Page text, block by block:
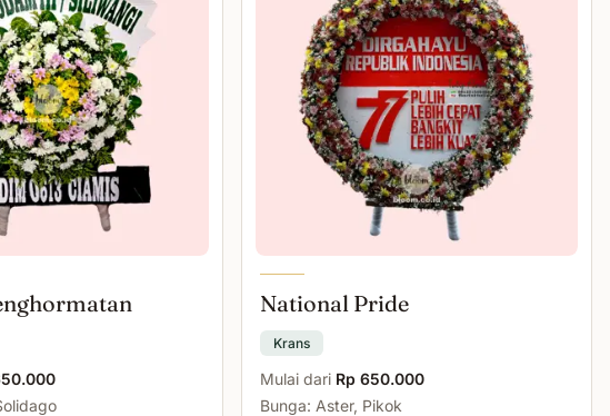
National Pride
Krans
Mulai dari Rp 650.000
Bunga: Aster, Pikok